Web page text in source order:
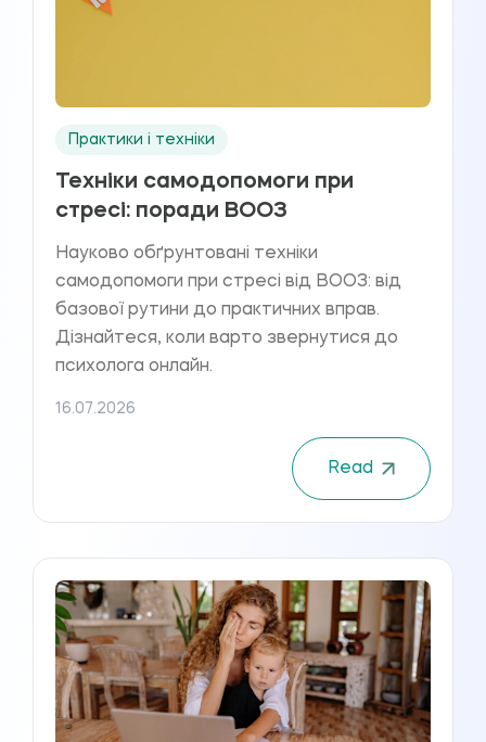
Практики і техніки
Техніки самодопомоги при
стресі: поради ВООЗ
Науково обґрунтовані техніки
самодопомоги при стресі від ВООЗ: від
базової рутини до практичних вправ.
Дізнайтеся, коли варто звернутися до
психолога онлайн.
16.07.2026
Read